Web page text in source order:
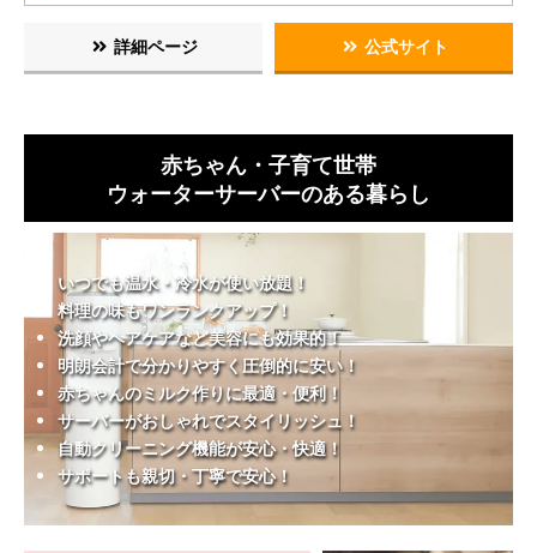
詳細ページ 公式サイト
赤ちゃん・子育て世帯
ウォーターサーバーのある暮らし
いつでも温水・冷水が使い放題！
料理の味もワンランクアップ！
洗顔やヘアケアなど美容にも効果的！
明朗会計で分かりやすく圧倒的に安い！
赤ちゃんのミルク作りに最適・便利！
サーバーがおしゃれでスタイリッシュ！
自動クリーニング機能が安心・快適！
サポートも親切・丁寧で安心！